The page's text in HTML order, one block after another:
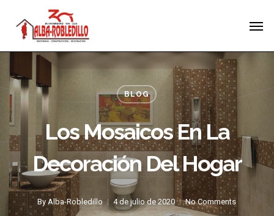
BLOG
Los Mosaicos En La
Decoración Del Hogar
By Alba-Robledillo 4 de julio de 2020 No Comments